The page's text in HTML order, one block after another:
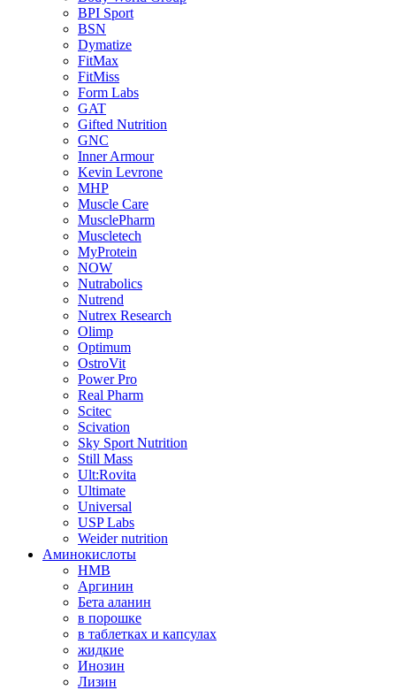
BPI Sport
BSN
Dymatize
FitMax
FitMiss
Form Labs
GAT
Gifted Nutrition
GNC
Inner Armour
Kevin Levrone
MHP
Muscle Care
MusclePharm
Muscletech
MyProtein
NOW
Nutrabolics
Nutrend
Nutrex Research
Olimp
Optimum
OstroVit
Power Pro
Real Pharm
Scitec
Scivation
Sky Sport Nutrition
Still Mass
Ult:Rovita
Ultimate
Universal
USP Labs
Weider nutrition
Аминокислоты
HMB
Аргинин
Бета аланин
в порошке
в таблетках и капсулах
жидкие
Инозин
Лизин